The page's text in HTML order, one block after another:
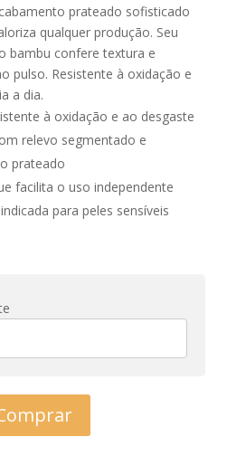
prateado sofisticado
qualquer produção. Seu
bambu confere textura e
pulso. Resistente à oxidação e
a dia.
à oxidação e ao desgaste
relevo segmentado e
prateado
facilita o uso independente
para peles sensíveis